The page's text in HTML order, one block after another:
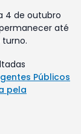
4 de outubro
até
Públicos
pela